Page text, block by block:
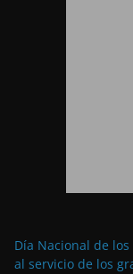
Día Nacional de
al servicio de los